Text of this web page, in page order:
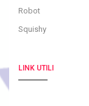
Robot
Squishy
LINK UTILI